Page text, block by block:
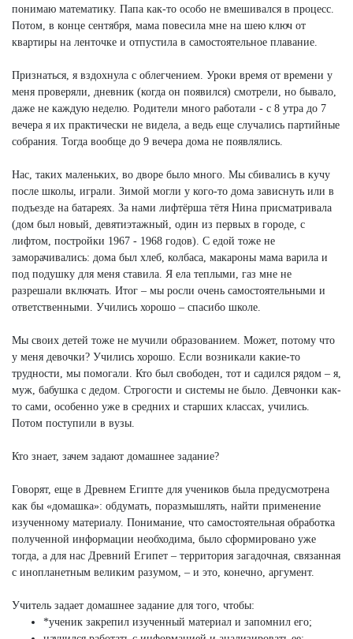
понимаю математику. Папа как-то особо не вмешивался в процесс.
Потом, в конце сентября, мама повесила мне на шею ключ от
квартиры на ленточке и отпустила в самостоятельное плавание.
Признаться, я вздохнула с облегчением. Уроки время от времени у
меня проверяли, дневник (когда он появился) смотрели, но бывало,
даже не каждую неделю. Родители много работали - с 8 утра до 7
вечера я их практически не видела, а ведь еще случались партийные
собрания. Тогда вообще до 9 вечера дома не появлялись.
Нас, таких маленьких, во дворе было много. Мы сбивались в кучу
после школы, играли. Зимой могли у кого-то дома зависнуть или в
подъезде на батареях. За нами лифтёрша тётя Нина присматривала
(дом был новый, девятиэтажный, один из первых в городе, с
лифтом, постройки 1967 - 1968 годов). С едой тоже не
заморачивались: дома был хлеб, колбаса, макароны мама варила и
под подушку для меня ставила. Я ела теплыми, газ мне не
разрешали включать. Итог – мы росли очень самостоятельными и
ответственными. Учились хорошо – спасибо школе.
Мы своих детей тоже не мучили образованием. Может, потому что
у меня девочки? Учились хорошо. Если возникали какие-то
трудности, мы помогали. Кто был свободен, тот и садился рядом – я,
муж, бабушка с дедом. Строгости и системы не было. Девчонки как-
то сами, особенно уже в средних и старших классах, учились.
Потом поступили в вузы.
Кто знает, зачем задают домашнее задание?
Говорят, еще в Древнем Египте для учеников была предусмотрена
как бы «домашка»: обдумать, поразмышлять, найти применение
изученному материалу. Понимание, что самостоятельная обработка
полученной информации необходима, было сформировано уже
тогда, а для нас Древний Египет – территория загадочная, связанная
с инопланетным великим разумом, – и это, конечно, аргумент.
Учитель задает домашнее задание для того, чтобы:
*ученик закрепил изученный материал и запомнил его;